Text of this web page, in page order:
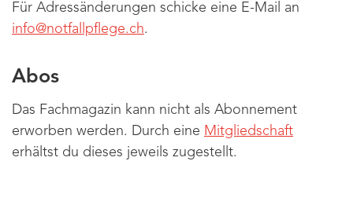
Für Adressänderungen schicke eine E-Mail an
info@notfallpflege.ch.
Abos
Das Fachmagazin kann nicht als Abonnement
erworben werden. Durch eine Mitgliedschaft
erhältst du dieses jeweils zugestellt.